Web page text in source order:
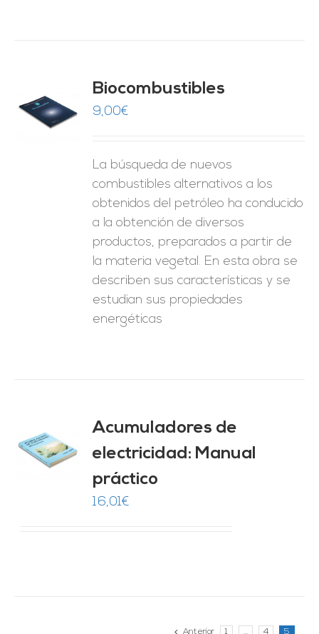
Biocombustibles
9,00€
La búsqueda de nuevos
combustibles alternativos a los
obtenidos del petróleo ha conducido
a la obtención de diversos
productos, preparados a partir de
la materia vegetal. En esta obra se
describen sus características y se
estudian sus propiedades
energéticas
Acumuladores de
electricidad: Manual
práctico
16,01€
Anterior 1 … 4 5